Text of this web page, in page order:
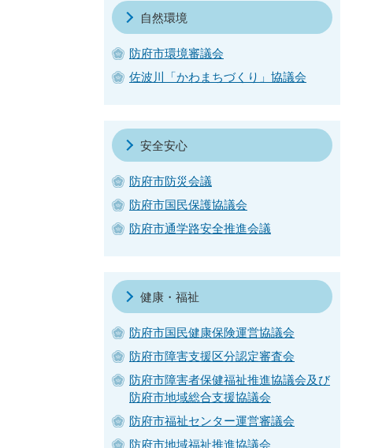
自然環境
防府市環境審議会
佐波川「かわまちづくり」協議会
安全安心
防府市防災会議
防府市国民保護協議会
防府市通学路安全推進会議
健康・福祉
防府市国民健康保険運営協議会
防府市障害支援区分認定審査会
防府市障害者保健福祉推進協議会及び
防府市地域総合支援協議会
防府市福祉センター運営審議会
防府市地域福祉推進協議会